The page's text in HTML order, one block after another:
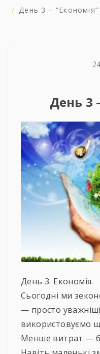
День 3 – “Економія”
День 3
День 3. Економія.
Сьогодні ми
— просто
використовуємо
Менше витрат —